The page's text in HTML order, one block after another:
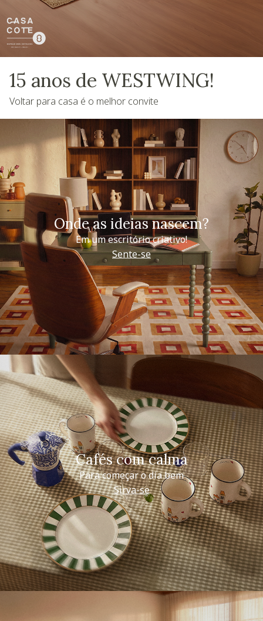
15 anos de WESTWING!
Voltar para casa é o melhor convite
Onde as ideias nascem?
Em um escritório criativo!
Sente-se
Cafés com calma
Para começar o dia bem
Sirva-se